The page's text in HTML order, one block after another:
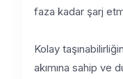
faza kadar şarj
Kolay
akımına sahip ve